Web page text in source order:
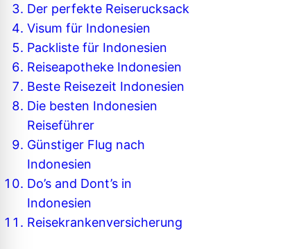
Der perfekte Reiserucksack
Visum für Indonesien
Packliste für Indonesien
Reiseapotheke Indonesien
Beste Reisezeit Indonesien
Die besten Indonesien
Reiseführer
Günstiger Flug nach
Indonesien
Do’s and Dont’s in
Indonesien
Reisekrankenversicherung